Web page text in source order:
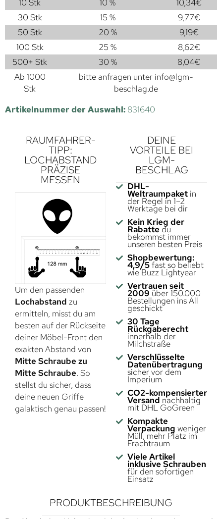
10 Stk
10 % 10,34€
30 Stk
15 % 9,77€
50 Stk
20 % 9,19€
100 Stk
25 % 8,62€
500+ Stk
30 % 8,04€
Ab 1000
Stk
bitte anfragen unter info@lgm-
beschlag.de
Artikelnummer der Auswahl: 831640
RAUMFAHRER-
TIPP:
LOCHABSTAND
PRÄZISE
MESSEN
Um den passenden
Lochabstand zu
ermitteln, misst du am
besten auf der Rückseite
deiner Möbel-Front den
exakten Abstand von
Mitte Schraube zu
Mitte Schraube. So
stellst du sicher, dass
deine neuen Griffe
galaktisch genau passen!
DEINE
VORTEILE BEI
LGM-
BESCHLAG
DHL-
Weltraumpaketin
der Regel in 1–2
Werktage bei dir
Kein Krieg der
Rabatte du
bekommst immer
unseren besten Preis
Shopbewertung:
4,9/5fast so beliebt
wie Buzz Lightyear
Vertrauen seit
2009 über 150.000
Bestellungen ins All
geschickt
30 Tage
Rückgaberecht
innerhalb der
Milchstraße
Verschlüsselte
Datenübertragung
sicher vor dem
Imperium
CO2-kompensierter
Versand nachhaltig
mit DHL GoGreen
Kompakte
Verpackung weniger
Müll, mehr Platz im
Frachtraum
Viele Artikel
inklusive Schrauben
für den sofortigen
Einsatz
PRODUKTBESCHREIBUNG